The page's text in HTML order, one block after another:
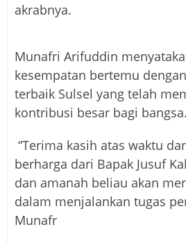
akrabnya.
Munafri Arifuddin
kesempatan bertemu
terbaik Sulsel yang telah
kontribusi besar bagi bangsa.
“Terima kasih atas waktu
berharga dari Bapak Jusuf
dan amanah beliau akan
dalam menjalankan tugas
Munafr